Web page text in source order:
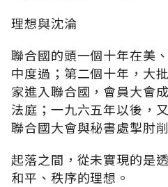
理想與沈淪
聯合國的頭一個十年在美
中度過；第二個十年，大
家進入聯合國，會員大會
法庭；一九六五年以後，
聯合國大會與秘書處掣肘
起落之間，從未實現的是
和平、秩序的理想。